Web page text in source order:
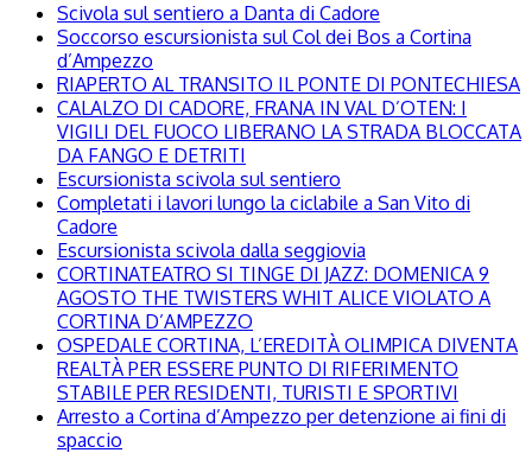
Scivola sul sentiero a Danta di Cadore
Soccorso escursionista sul Col dei Bos a Cortina
d’Ampezzo
RIAPERTO AL TRANSITO IL PONTE DI PONTECHIESA
CALALZO DI CADORE, FRANA IN VAL D’OTEN: I
VIGILI DEL FUOCO LIBERANO LA STRADA BLOCCATA
DA FANGO E DETRITI
Escursionista scivola sul sentiero
Completati i lavori lungo la ciclabile a San Vito di
Cadore
Escursionista scivola dalla seggiovia
CORTINATEATRO SI TINGE DI JAZZ: DOMENICA 9
AGOSTO THE TWISTERS WHIT ALICE VIOLATO A
CORTINA D’AMPEZZO
OSPEDALE CORTINA, L’EREDITÀ OLIMPICA DIVENTA
REALTÀ PER ESSERE PUNTO DI RIFERIMENTO
STABILE PER RESIDENTI, TURISTI E SPORTIVI
Arresto a Cortina d’Ampezzo per detenzione ai fini di
spaccio